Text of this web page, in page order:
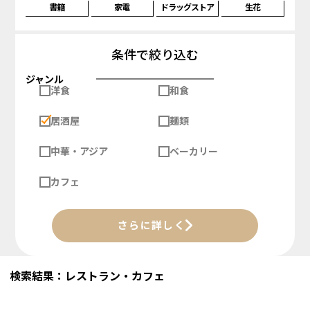
書籍
家電 ドラッグストア 生花
条件で絞り込む
ジャンル
洋食
和食
居酒屋 麺類
中華・アジア ベーカリー
カフェ
さらに詳しく
検索結果：レストラン・カフェ